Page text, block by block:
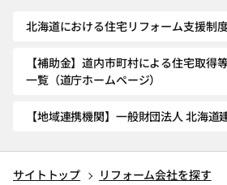
北海道における住宅リフォーム支援制
【補助金】道内市町村による住宅取得
一覧（道庁ホームページ）
【地域連携機関】一般財団法人 北海道
サイトトップ
リフォーム会社を探す